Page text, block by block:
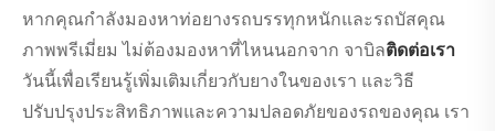
หากคุณกำลังมองหาท่อยางรถบรรทุกหนักและรถบัสคุณ
ภาพพรีเมี่ยม ไม่ต้องมองหาที่ไหนนอกจาก จาบิลติดต่อเรา
วันนี้เพื่อเรียนรู้เพิ่มเติมเกี่ยวกับยางในของเรา และวิธี
ปรับปรุงประสิทธิภาพและความปลอดภัยของรถของคุณ เรา